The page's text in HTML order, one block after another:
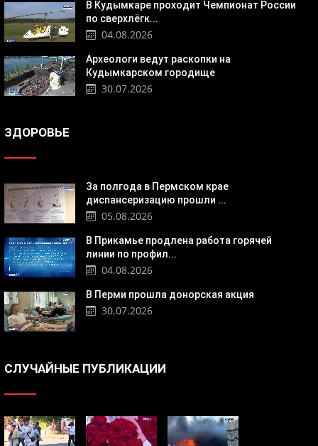
В Кудымкаре проходит Чемпионат России
по сверхлёгк...
04.08.2026
Археологи ведут раскопки на
Кудымкарском городище
30.07.2026
ЗДОРОВЬЕ
За полгода в Пермском крае
диспансеризацию прошли ...
05.08.2026
В Прикамье продлена работа горячей
линии по профил...
04.08.2026
В Перми прошла донорская акция
30.07.2026
СЛУЧАЙНЫЕ ПУБЛИКАЦИИ